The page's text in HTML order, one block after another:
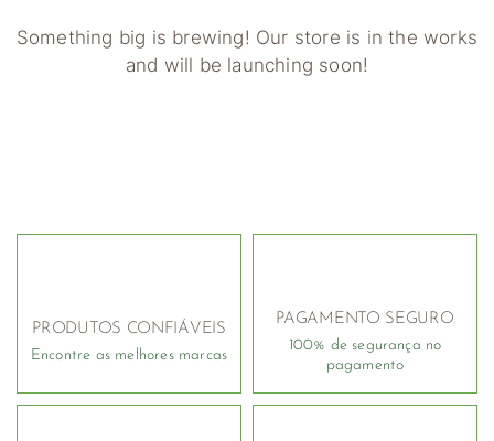
Something big is brewing! Our store is in the works
and will be launching soon!
PRODUTOS CONFIÁVEIS
Encontre as melhores marcas
PAGAMENTO SEGURO
100% de segurança no
pagamento